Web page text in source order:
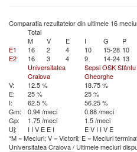
Comparatia rezultatelor din ultimele 16
Total
M
V E I G P
E1
16 2 4 10 15-28 10
E2
16 3 4 9 14-24 13
Universitatea
Craiova
Sepsi OSK Sfântu
Gheorghe
V:
12.5 % 18.75 %
E:
25 % 25 %
I:
62.5 % 56.25 %
Gm:
0.94 /meci 0.88 /meci
Gp:
1.75 /meci 1.5 /meci
Uj:
I I V E E I EV I I V E
*M = Meciuri; V = Victorii; E = Meciuri
Universitatea Craiova/ Ultimele meciuri